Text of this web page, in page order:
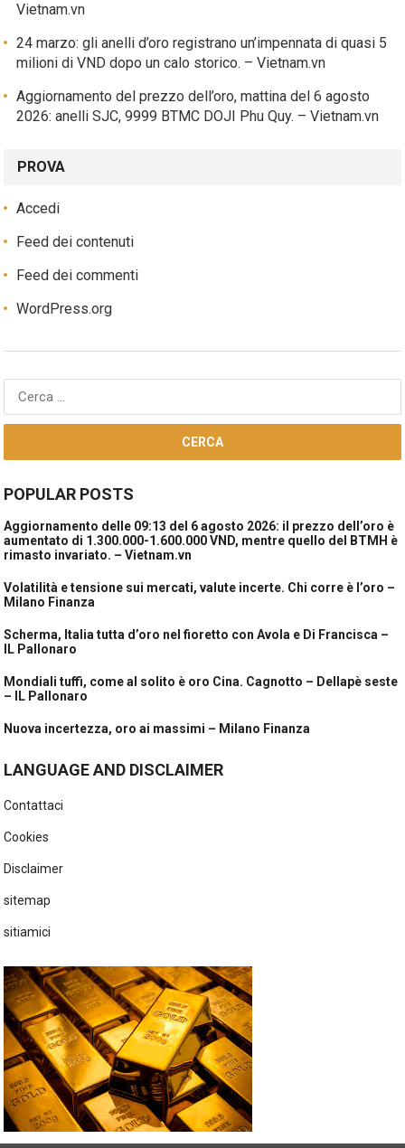
Vietnam.vn
24 marzo: gli anelli d’oro registrano un’impennata di quasi 5
milioni di VND dopo un calo storico. – Vietnam.vn
Aggiornamento del prezzo dell’oro, mattina del 6 agosto
2026: anelli SJC, 9999 BTMC DOJI Phu Quy. – Vietnam.vn
PROVA
Accedi
Feed dei contenuti
Feed dei commenti
WordPress.org
Ricerca
per:
POPULAR POSTS
Aggiornamento delle 09:13 del 6 agosto 2026: il prezzo dell’oro è
aumentato di 1.300.000-1.600.000 VND, mentre quello del BTMH è
rimasto invariato. – Vietnam.vn
Volatilità e tensione sui mercati, valute incerte. Chi corre è l’oro –
Milano Finanza
Scherma, Italia tutta d’oro nel fioretto con Avola e Di Francisca –
IL Pallonaro
Mondiali tuffi, come al solito è oro Cina. Cagnotto – Dellapè seste
– IL Pallonaro
Nuova incertezza, oro ai massimi – Milano Finanza
LANGUAGE AND DISCLAIMER
Contattaci
Cookies
Disclaimer
sitemap
sitiamici